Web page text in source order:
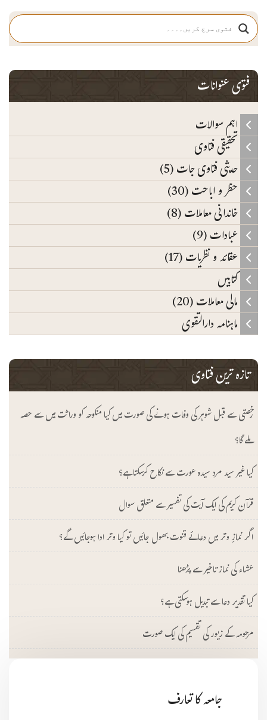
فتوی عنوانات
اہم سوالات
تحقیقی فتاوی
حدیثی فتاوی جات (5)
حظر و اباحت (30)
خاندانی معاملات (8)
عبادات (9)
عقائد و نظریات (17)
کتابیں
مالی معاملات (20)
ماہنامہ دارالتقوی
تازہ ترین فتاوی
رخصتی سے قبل شوہر کی وفات ہونے کی صورت میں کیا منکوحہ کو وراثت میں سے حصہ
ملے گا؟
کیا غیر سید مرد سیدہ عورت سے نکاح کرسکتا ہے؟
قرآن کریم کی ایک آیت کی تفسیر سے متعلق سوال
اگر نمازِ وتر میں دعائے قنوت بھول جائیں تو کیا وتر ادا ہوجائیں گے؟
عشاء کی نماز تاخیر سے پڑھنا
کیا تقدیر دعا سے تبدیل ہوسکتی ہے؟
مرحومہ کے زیور کی تقسیم کی ایک صورت
جامعہ کا تعارف